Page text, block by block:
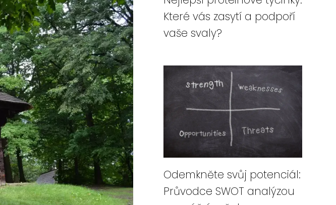
Které vás zasytí a podpoří
vaše svaly?
Odemkněte svůj potenciál:
Průvodce SWOT analýzou